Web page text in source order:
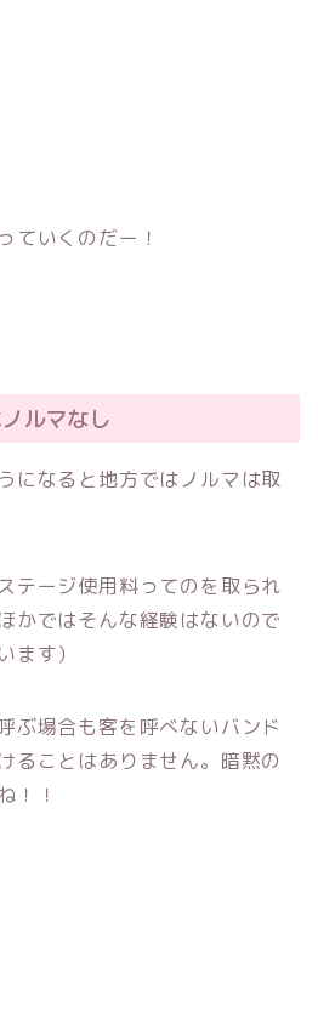
ていくのだー！
ルマなし
になると地方ではノルマは取
テージ使用料ってのを取られ
かではそんな経験はないので
ます）
ぶ場合も客を呼べないバンド
ることはありません。暗黙の
！！